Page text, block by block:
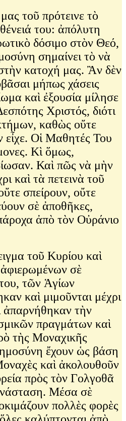
τοῦ πρότεινε τὸ
του: ἀπόλυτη
δόσιμο στὸν Θεό,
σημαίνει τὸ νὰ
κατοχή μας. Ἂν δὲν
μήπως χάσεις
καὶ ἐξουσία μίλησε
Χριστός, διότι
καθὼς οὔτε
εἶχε. Οἱ Μαθητές Του
Κὶ ὅμως,
Καὶ πῶς νὰ μὴν
καὶ τὰ πετεινὰ τοῦ
σπείρουν, οὔτε
σὲ ἀποθῆκες,
ἀπὸ τὸν Οὐράνιο
τοῦ Κυρίου καὶ
σὲ
τῶν Ἁγίων
καὶ μιμοῦνται μέχρι
ἀπαρνήθηκαν τὴν
πραγμάτων καὶ
τὴς Μοναχικῆς
ἔχουν ὡς βάση
καὶ ἀκολουθοῦν
πρὸς τὸν Γολγοθᾶ
Μέσα σὲ
πολλὲς φορὲς